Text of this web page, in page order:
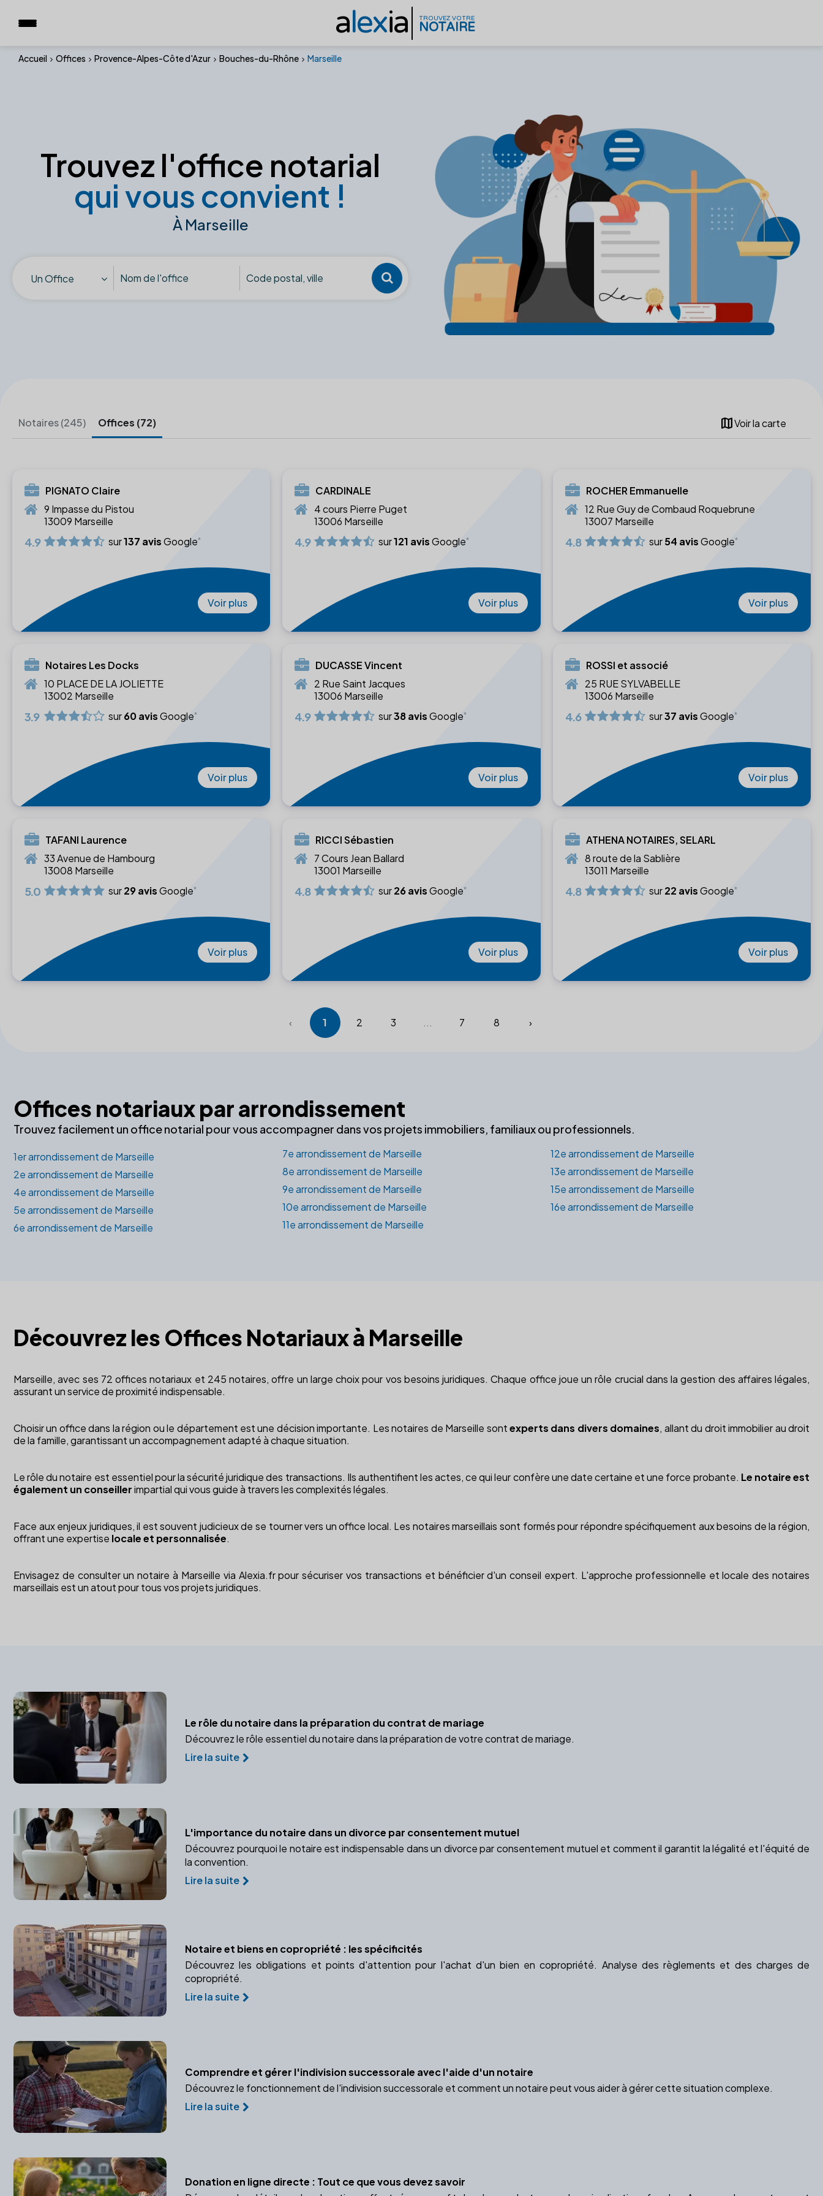
alexia TROUVEZ VOTRE
NOTAIRE
Accueil Offices Provence-Alpes-Côte d'Azur Bouches-du-Rhône Marseille
Trouvez l'office notarial
qui vous convient !
À Marseille
Un Office
mapVoir la carte
Notaires (245) Offices (72)
PIGNATO Claire
9 Impasse du Pistou
13009 Marseille
4.9 sur137 avisGoogle
Voir plus
CARDINALE
4 cours Pierre Puget
13006 Marseille
4.9 sur121 avisGoogle
Voir plus
ROCHER Emmanuelle
12 Rue Guy de Combaud Roquebrune
13007 Marseille
4.8 sur54 avisGoogle
Voir plus
Notaires Les Docks
10 PLACE DE LA JOLIETTE
13002 Marseille
3.9 sur60 avisGoogle
Voir plus
DUCASSE Vincent
2 Rue Saint Jacques
13006 Marseille
4.9 sur38 avisGoogle
Voir plus
ROSSI et associé
25 RUE SYLVABELLE
13006 Marseille
4.6 sur37 avisGoogle
Voir plus
TAFANI Laurence
33 Avenue de Hambourg
13008 Marseille
5.0 sur29 avisGoogle
Voir plus
RICCI Sébastien
7 Cours Jean Ballard
13001 Marseille
4.8 sur26 avisGoogle
Voir plus
ATHENA NOTAIRES, SELARL
8 route de la Sablière
13011 Marseille
4.8 sur22 avisGoogle
Voir plus
‹ 1 2 3 ... 7 8 ›
Offices notariaux par arrondissement
Trouvez facilement un office notarial pour vous accompagner dans vos projets immobiliers, familiaux ou professionnels.
1er arrondissement de Marseille
2e arrondissement de Marseille
4e arrondissement de Marseille
5e arrondissement de Marseille
6e arrondissement de Marseille
7e arrondissement de Marseille
8e arrondissement de Marseille
9e arrondissement de Marseille
10e arrondissement de Marseille
11e arrondissement de Marseille
12e arrondissement de Marseille
13e arrondissement de Marseille
15e arrondissement de Marseille
16e arrondissement de Marseille
Découvrez les Offices Notariaux à Marseille
Marseille, avec ses 72 offices notariaux et 245 notaires, offre un large choix pour vos besoins juridiques. Chaque office joue un rôle crucial dans la gestion des affaires légales,
assurant un service de proximité indispensable.
Choisir un office dans la région ou le département est une décision importante. Les notaires de Marseille sontexperts dans divers domaines, allant du droit immobilier au droit
de la famille, garantissant un accompagnement adapté à chaque situation.
Le rôle du notaire est essentiel pour la sécurité juridique des transactions. Ils authentifient les actes, ce qui leur confère une date certaine et une force probante. Le notaire est
également un conseillerimpartial qui vous guide à travers les complexités légales.
Face aux enjeux juridiques, il est souvent judicieux de se tourner vers un office local. Les notaires marseillais sont formés pour répondre spécifiquement aux besoins de la région,
offrant une expertise locale et personnalisée.
Envisagez de consulter un notaire à Marseille via Alexia.fr pour sécuriser vos transactions et bénéficier d'un conseil expert. L'approche professionnelle et locale des notaires
marseillais est un atout pour tous vos projets juridiques.
Le rôle du notaire dans la préparation du contrat de mariage
Découvrez le rôle essentiel du notaire dans la préparation de votre contrat de mariage.
Lire la suite
L'importance du notaire dans un divorce par consentement mutuel
Découvrez pourquoi le notaire est indispensable dans un divorce par consentement mutuel et comment il garantit la légalité et l'équité de
la convention.
Lire la suite
Notaire et biens en copropriété : les spécificités
Découvrez les obligations et points d'attention pour l'achat d'un bien en copropriété. Analyse des règlements et des charges de
copropriété.
Lire la suite
Comprendre et gérer l'indivision successorale avec l'aide d'un notaire
Découvrez le fonctionnement de l'indivision successorale et comment un notaire peut vous aider à gérer cette situation complexe.
Lire la suite
Donation en ligne directe : Tout ce que vous devez savoir